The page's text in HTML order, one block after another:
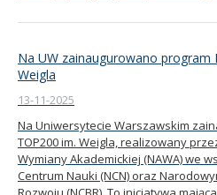
Na UW zainaugurowano program
Weigla
13-11-2025
Na Uniwersytecie Warszawskim
TOP200 im. Weigla, realizowany
Wymiany Akademickiej (NAWA) we
Centrum Nauki (NCN) oraz